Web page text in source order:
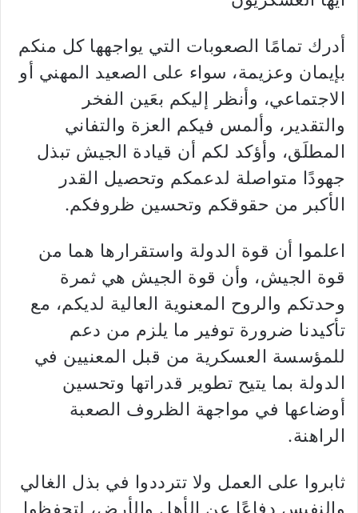
أدرك تمامًا الصعوبات التي يواجهها كل منكم
بإيمان وعزيمة، سواء على الصعيد المهني أو
الاجتماعي، وأنظر إليكم بعَين الفخر
والتقدير، وألمس فيكم العزة والتفاني
المطلَق، وأؤكد لكم أن قيادة الجيش تبذل
جهودًا متواصلة لدعمكم وتحصيل القدر
الأكبر من حقوقكم وتحسين ظروفكم.
اعلموا أن قوة الدولة واستقرارها هما من
قوة الجيش، وأن قوة الجيش هي ثمرة
وحدتكم والروح المعنوية العالية لديكم، مع
تأكيدنا ضرورة توفير ما يلزم من دعم
للمؤسسة العسكرية من قبل المعنيين في
الدولة بما يتيح تطوير قدراتها وتحسين
أوضاعها في مواجهة الظروف الصعبة
الراهنة.
ثابروا على العمل ولا تترددوا في بذل الغالي
والنفيس دفاعًا عن الأهل والأرض، لتحفظوا